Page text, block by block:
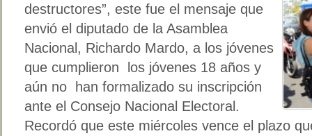
destructores”, este fue el mensaje que
envió el diputado de la Asamblea
Nacional, Richardo Mardo, a los jóvenes
que cumplieron los jóvenes 18 años y
aún no han formalizado su inscripción
ante el Consejo Nacional Electoral.
Recordó que este miércoles vence el plazo